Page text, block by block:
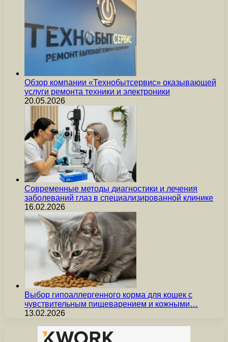
Обзор компании «Технобытсервис» оказывающей
услуги ремонта техники и электроники
20.05.2026
Современные методы диагностики и лечения
заболеваний глаз в специализированной клинике
16.02.2026
Выбор гипоаллергенного корма для кошек с
чувствительным пищеварением и кожными…
13.02.2026